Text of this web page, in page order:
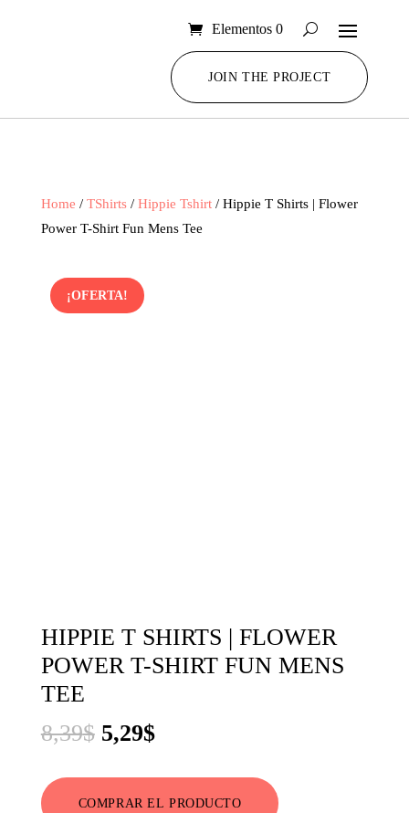
Elementos 0
JOIN THE PROJECT
Home / TShirts/ Hippie Tshirt/ Hippie T Shirts | Flower
Power T-Shirt Fun Mens Tee
¡OFERTA!
HIPPIE T SHIRTS | FLOWER
POWER T-SHIRT FUN MENS
TEE
8,39$ El
original
5,29$El
actual
COMPRAR EL PRODUCTO